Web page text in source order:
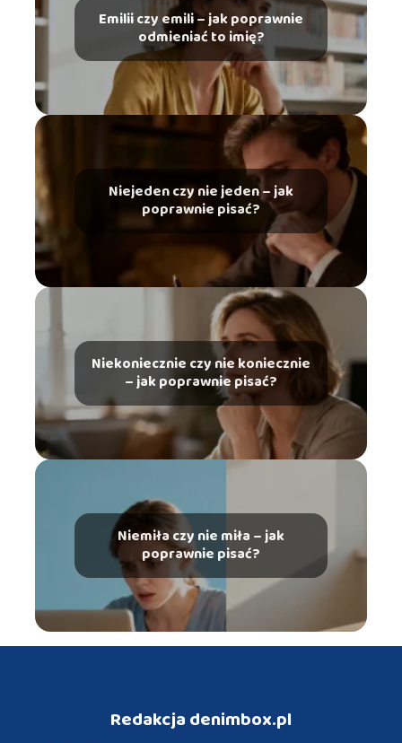
Emilii czy emili – jak poprawnie
odmieniać to imię?
Niejeden czy nie jeden – jak
poprawnie pisać?
Niekoniecznie czy nie koniecznie
– jak poprawnie pisać?
Niemiła czy nie miła – jak
poprawnie pisać?
Redakcja denimbox.pl